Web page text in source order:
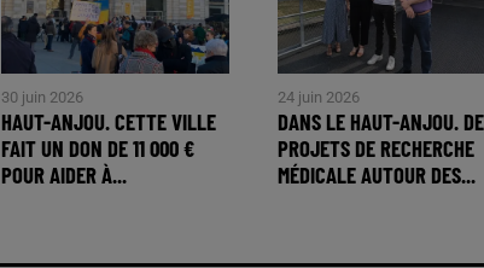
30 juin 2026
HAUT-ANJOU. CETTE VILLE
FAIT UN DON DE 11 000 €
POUR AIDER À...
24 juin 2026
DANS LE HAUT-ANJOU.
PROJETS DE RECHERCHE
MÉDICALE AUTOUR DES...